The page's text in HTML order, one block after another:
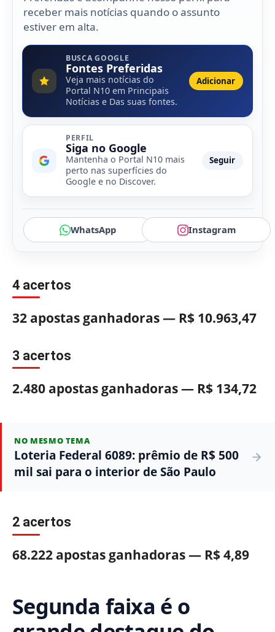
receber mais notícias quando o assunto
estiver em alta.
BUSCA GOOGLE
Fontes Preferidas
Veja mais notícias do
Portal N10 em Principais
Notícias e Das suas fontes.
Adicionar
PERFIL
Siga no Google
Mantenha o Portal N10 mais
perto nas superfícies do
Google e no Discover.
Seguir
WhatsApp Instagram
4 acertos
32 apostas ganhadoras — R$ 10.963,47
3 acertos
2.480 apostas ganhadoras — R$ 134,72
NO MESMO TEMA
Loteria Federal 6089: prêmio de R$ 500
mil sai para o interior de São Paulo
2 acertos
68.222 apostas ganhadoras — R$ 4,89
Segunda faixa é o